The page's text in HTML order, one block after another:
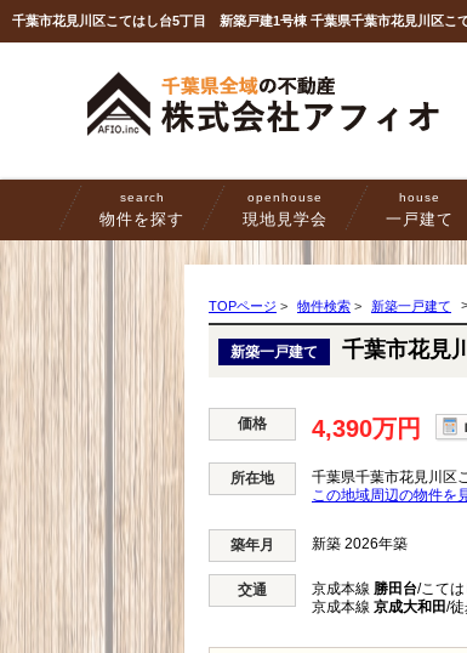
search
物件を探す
openhouse
現地見学会
house
一戸建て
TOPページ > 物件検索 > 新築一戸建て
新築一戸建て 千葉市花見
価格 4,390万円
所在地
千葉県千葉市花見川区
この地域周辺の物件を
築年月 新築 2026年築
交通 京成本線 勝田台/こて
京成本線 京成大和田/